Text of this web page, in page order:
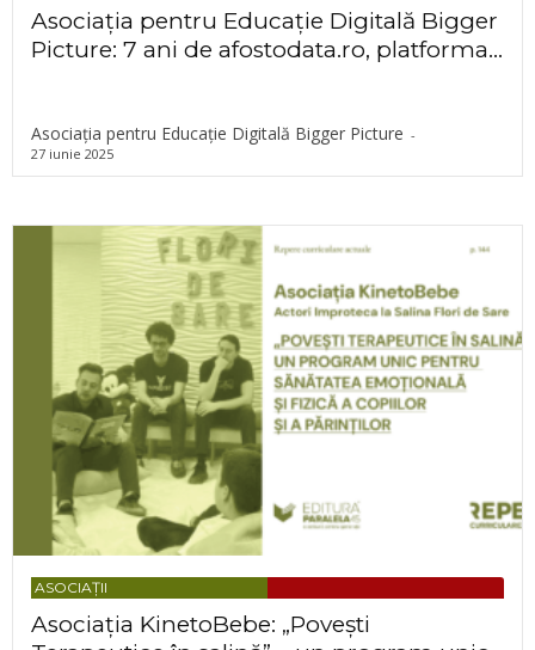
Asociația pentru Educație Digitală Bigger
Picture: 7 ani de afostodata.ro, platforma...
Asociația pentru Educație Digitală Bigger Picture -
27 iunie 2025
ASOCIAȚII
Asociația KinetoBebe: „Povești